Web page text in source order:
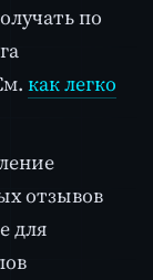
по
как легко
отзывов
для